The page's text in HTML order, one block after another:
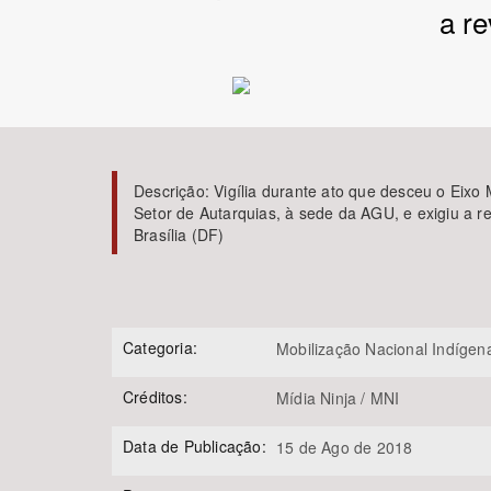
a
Descrição:Vigília durante ato que desceu o Eixo
Setor de Autarquias, à sede da AGU, e exigiu a
Brasília (DF)
Categoria: Mobilização Nacional
Créditos: Mídia Ninja / MNI
Data de Publicação: 15 de Ago de 2018